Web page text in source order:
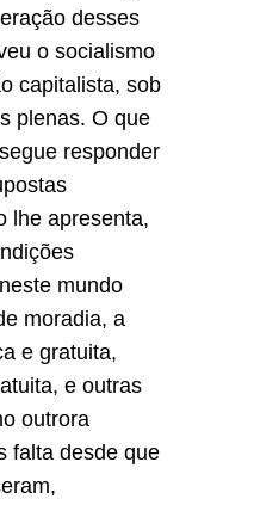
desses
o socialismo
capitalista, sob
plenas. O que
responder
lhe apresenta,
mundo
moradia, a
e gratuita,
e outras
outrora
falta desde que